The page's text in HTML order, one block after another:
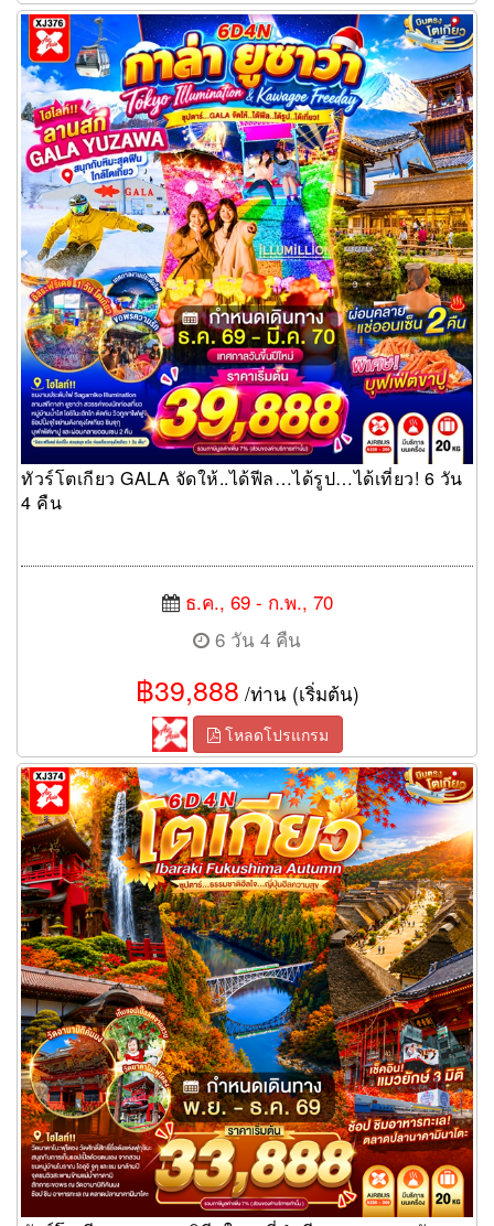
ทัวร์โตเกียว GALA จัดให้..ได้ฟีล…ได้รูป…ได้เที่ยว! 6 วัน 4 คืน
ทัวร์โตเกียว GALA จัดให้..ได้ฟีล…ได้รูป…ได้เที่ยว! 6 วัน
4 คืน
ธ.ค., 69 - ก.พ., 70
6 วัน 4 คืน
฿39,888 /ท่าน (เริ่มต้น)
โหลดโปรแกรม
ทัวร์โตเกียว ธรรมชาติฮีลใจ…ญี่ปุ่นฮีลความสุข 6 วัน 4 คืน